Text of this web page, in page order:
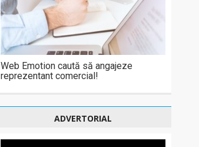
Web Emotion caută să angajeze
reprezentant comercial!
ADVERTORIAL